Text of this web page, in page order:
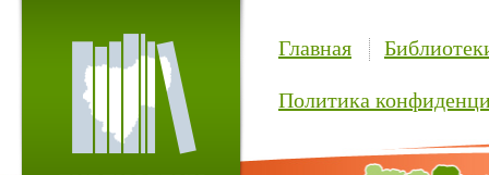
Главная
Политика